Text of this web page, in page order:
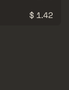
$ 1.42